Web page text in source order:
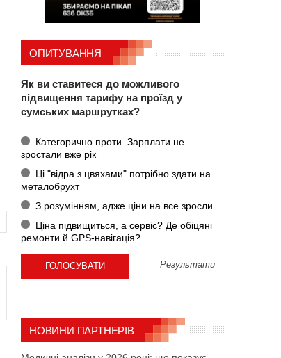
ОПИТУВАННЯ
Як ви ставитеся до можливого
підвищення тарифу на проїзд у
сумських маршрутках?
Категорично проти. Зарплати не
зростали вже рік
Ці "відра з цвяхами" потрібно здати на
металобрухт
З розумінням, адже ціни на все зросли
Ціна підвищиться, а сервіс? Де обіцяні
ремонти й GPS-навігація?
Результати
НОВИНИ ПАРТНЕРІВ